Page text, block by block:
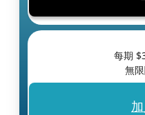
每期 $
無